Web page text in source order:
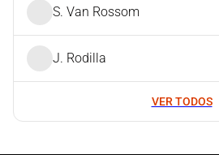
S. Van Rossom
J. Rodilla
VER TODOS